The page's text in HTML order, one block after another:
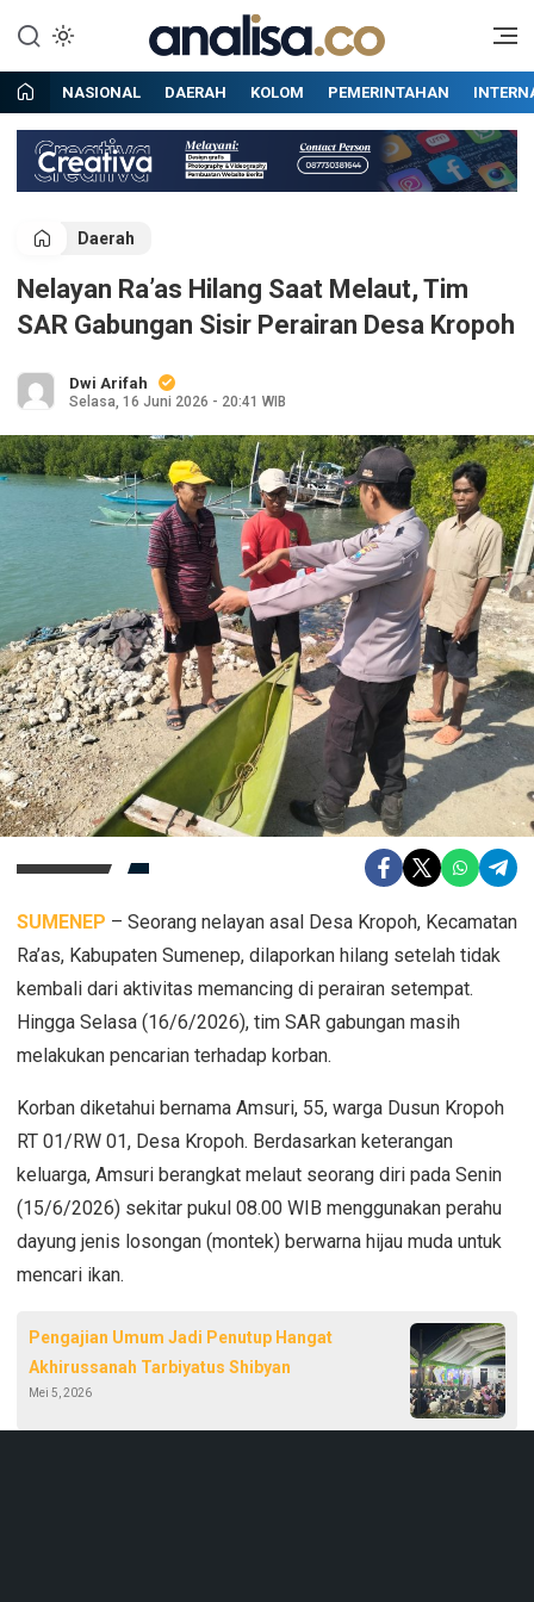
konten
Analisa
Situs berita online terpercaya
NASIONAL DAERAH KOLOM PEMERINTAHAN
Daerah
Nelayan Ra’as Hilang Saat Melaut, Tim
SAR Gabungan Sisir Perairan Desa Kropoh
Dwi Arifah
Selasa, 16 Juni 2026 - 20:41 WIB
SUMENEP – Seorang nelayan asal Desa Kropoh, Kecamatan
Ra’as, Kabupaten Sumenep, dilaporkan hilang setelah tidak
kembali dari aktivitas memancing di perairan setempat.
Hingga Selasa (16/6/2026), tim SAR gabungan masih
melakukan pencarian terhadap korban.
Korban diketahui bernama Amsuri, 55, warga Dusun Kropoh
RT 01/RW 01, Desa Kropoh. Berdasarkan keterangan
keluarga, Amsuri berangkat melaut seorang diri pada Senin
(15/6/2026) sekitar pukul 08.00 WIB menggunakan perahu
dayung jenis losongan (montek) berwarna hijau muda untuk
mencari ikan.
Pengajian Umum Jadi Penutup Hangat
Akhirussanah Tarbiyatus Shibyan
Mei 5, 2026